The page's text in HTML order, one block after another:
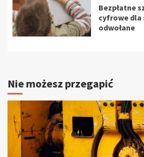
Bezpłatne
cyfrowe dla
odwołane
Nie możesz przegapić